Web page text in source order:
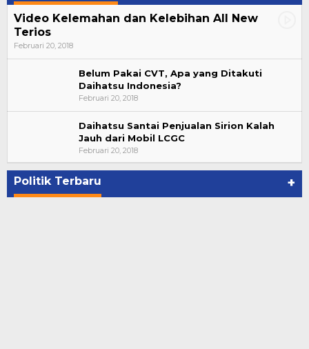
Video Kelemahan dan Kelebihan All New
Terios
Februari 20, 2018
Belum Pakai CVT, Apa yang Ditakuti
Daihatsu Indonesia?
Februari 20, 2018
Daihatsu Santai Penjualan Sirion Kalah
Jauh dari Mobil LCGC
Februari 20, 2018
Politik Terbaru +
Bupati Ahmad Hijazi, Hadiri Paripurna Hasil
Penetapan Paslon Bupati dan Wabup Te…
Di NASIONAL, POLITIK, REJANG LEBONG